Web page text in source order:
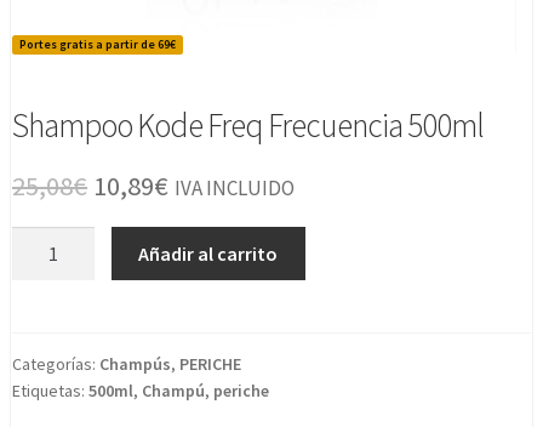
Portes gratis a partir de 69€
Shampoo Kode Freq Frecuencia 500ml
25,08€ El
precio
original
25,08€.
10,89€ El
precio
actual
10,89€.
IVA INCLUIDO
500ml
cantidad
Añadir al carrito
Categorías: Champús, PERICHE
Etiquetas: 500ml, Champú, periche